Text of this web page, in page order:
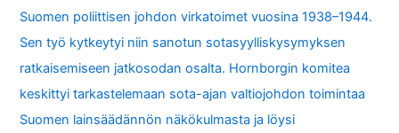
Suomen poliittisen johdon virkatoimet vuosina 1938–1944.
Sen työ kytkeytyi niin sanotun sotasyylliskysymyksen
ratkaisemiseen jatkosodan osalta. Hornborgin komitea
keskittyi tarkastelemaan sota-ajan valtiojohdon toimintaa
Suomen lainsäädännön näkökulmasta ja löysi